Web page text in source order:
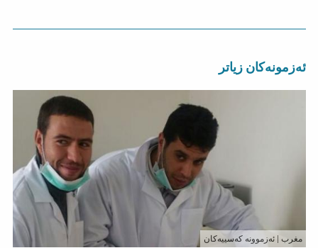
ئەزمونەکان زیاتر
مغرب | ئەزموونە کەسییەکان